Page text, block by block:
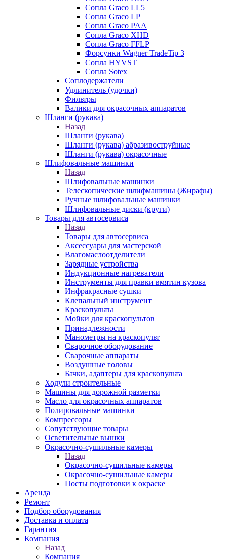
Сопла Graco LL5
Сопла Graco LP
Сопла Graco PAA
Сопла Graco XHD
Сопла Graco FFLP
Форсунки Wagner TradeTip 3
Сопла HYVST
Сопла Sotex
Соплодержатели
Удлинитель (удочки)
Фильтры
Валики для окрасочных аппаратов
Шланги (рукава)
Назад
Шланги (рукава)
Шланги (рукава) абразивоструйные
Шланги (рукава) окрасочные
Шлифовальные машинки
Назад
Шлифовальные машинки
Телескопические шлифмашины (Жирафы)
Ручные шлифовальные машинки
Шлифовальные диски (круги)
Товары для автосервиса
Назад
Товары для автосервиса
Аксессуары для мастерской
Влагомаслоотделители
Зарядные устройства
Индукционные нагреватели
Инструменты для правки вмятин кузова
Инфракрасные сушки
Клепальный инструмент
Краскопульты
Мойки для краскопультов
Принадлежности
Манометры на краскопульт
Сварочное оборудование
Сварочные аппараты
Воздушные головы
Бачки, адаптеры для краскопульта
Ходули строительные
Машины для дорожной разметки
Масло для окрасочных аппаратов
Полировальные машинки
Компрессоры
Сопутствующие товары
Осветительные вышки
Окрасочно-сушильные камеры
Назад
Окрасочно-сушильные камеры
Окрасочно-сушильные камеры
Посты подготовки к окраске
Аренда
Ремонт
Подбор оборудования
Доставка и оплата
Гарантия
Компания
Назад
Компания